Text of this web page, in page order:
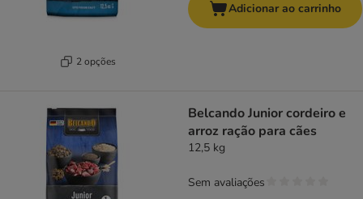
2 opções
Adicionar ao carrinho
Belcando Junior cordeiro e
arroz ração para cães
12,5 kg
Sem avaliações